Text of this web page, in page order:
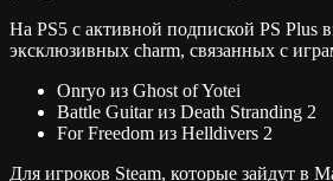
На PS5 с активной подпиской PS Plus
эксклюзивных charm, связанных с
Onryo из Ghost of Yotei
Battle Guitar из Death Stranding 2
For Freedom из Helldivers 2
Для игроков Steam, которые зайдут в